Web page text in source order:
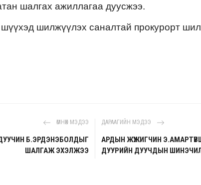
шалгах ажиллагаа дуусжээ.
шилжүүлэх саналтай прокурорт
ӨМНӨХ МЭДЭЭ
ДУУЧИН Б.ЭРДЭНЭБОЛДЫГ
ШАЛГАЖ ЭХЭЛЖЭЭ
ДАРААГИЙН МЭДЭЭ
АРДЫН ЖҮЖИГЧИН
ДУУРИЙН ДУУЧДЫН